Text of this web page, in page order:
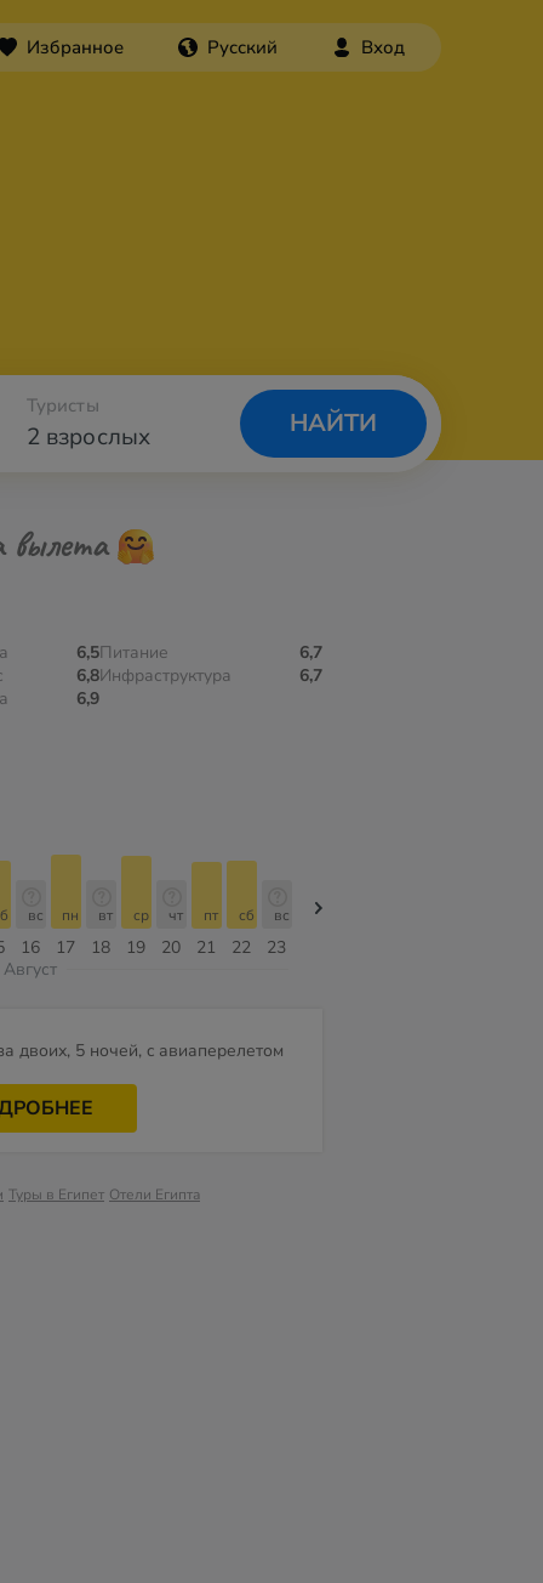
Избранное Русский Вход
2 взрослых
Туристы
НАЙТИ
вылета
6,5
6,8
6,9
Питание
6,7
Инфраструктура
6,7
16
вс
17
пн
18
вт
19
ср
20
чт
21
пт
22
сб
23
вс
Август
двоих, 5 ночей, c авиаперелетом
Туры в Египет Отели Египта